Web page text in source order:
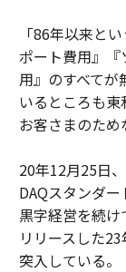
「86年以来と
ポート費用』
用』のすべて
いるところも東
お客さまのため
20年12月25日
DAQスタンダ
黒字経営を続
リリースした
突入している。